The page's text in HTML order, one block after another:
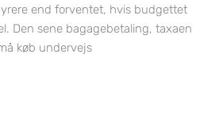
end forventet, hvis budgettet
Den sene bagagebetaling, taxaen
køb undervejs